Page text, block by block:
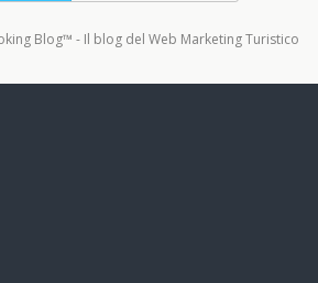
Blog™ - Il blog del Web Marketing Turistico